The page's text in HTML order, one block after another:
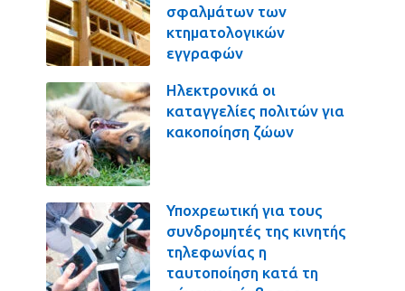
σφαλμάτων των
κτηματολογικών
εγγραφών
Ηλεκτρονικά οι
καταγγελίες πολιτών για
κακοποίηση ζώων
Υποχρεωτική για τους
συνδρομητές της κινητής
τηλεφωνίας η
ταυτοποίηση κατά τη